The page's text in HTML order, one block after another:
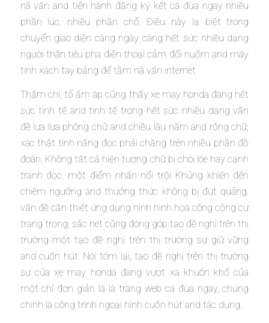
nã vấn and tiến hành đăng ký kết cá đùa ngay nhiều
phần lúc, nhiều phần chỗ. Điều này lạ biệt trong
chuyển giao diện càng ngày càng hết sức nhiều dạng
người thân tiêu pha điện thoại cảm đổi nuốm and máy
tính xách tay bảng để tầm nã vấn internet.
Thậm chí, tổ ấm áp cũng thấy xe may honda đang hết
sức tinh tế and tinh tế trong hết sức nhiều dạng vấn
đề lựa lựa phông chữ and chiều lâu năm and rộng chữ,
xác thật tính năng đọc phải chăng trên nhiều phần đồ
đoàn. Không tất cả hiện tượng chữ bị chói lóe hay cạnh
tranh đọc, một điểm nhấn nổi trội Khủng khiến đến
chiêm ngưỡng and thưởng thức không bị đứt quãng.
vấn đề cần thiết ứng dụng hình hình họa công cộng cư
trang trọng, sắc nét cũng đóng góp tạo đề nghị trên thị
trường một tạo đề nghị trên thị trường sự giữ vững
and cuốn hút. Nói tóm lại, tạo đề nghị trên thị trường
sự của xe may honda đang vượt xa khuôn khổ của
một chỉ đơn giản là là trang web cá đùa ngay, chúng
chính là công trình ngoại hình cuốn hút and tác dụng.